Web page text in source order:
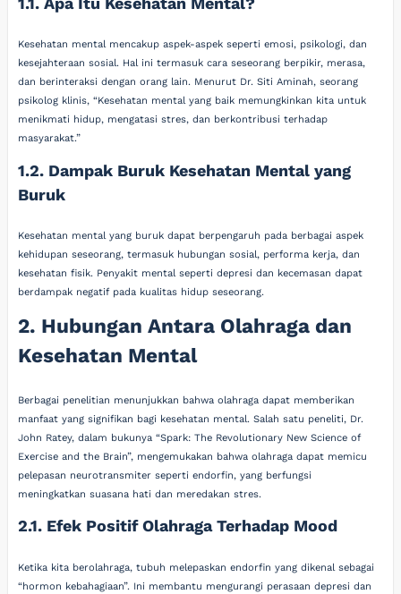
Kesehatan mental mencakup aspek-aspek seperti emosi, psikologi, dan
kesejahteraan sosial. Hal ini termasuk cara seseorang berpikir, merasa,
dan berinteraksi dengan orang lain. Menurut Dr. Siti Aminah, seorang
psikolog klinis, “Kesehatan mental yang baik memungkinkan kita untuk
menikmati hidup, mengatasi stres, dan berkontribusi terhadap
masyarakat.”
1.2. Dampak Buruk Kesehatan Mental yang
Buruk
Kesehatan mental yang buruk dapat berpengaruh pada berbagai aspek
kehidupan seseorang, termasuk hubungan sosial, performa kerja, dan
kesehatan fisik. Penyakit mental seperti depresi dan kecemasan dapat
berdampak negatif pada kualitas hidup seseorang.
2. Hubungan Antara Olahraga dan
Kesehatan Mental
Berbagai penelitian menunjukkan bahwa olahraga dapat memberikan
manfaat yang signifikan bagi kesehatan mental. Salah satu peneliti, Dr.
John Ratey, dalam bukunya “Spark: The Revolutionary New Science of
Exercise and the Brain”, mengemukakan bahwa olahraga dapat memicu
pelepasan neurotransmiter seperti endorfin, yang berfungsi
meningkatkan suasana hati dan meredakan stres.
2.1. Efek Positif Olahraga Terhadap Mood
Ketika kita berolahraga, tubuh melepaskan endorfin yang dikenal sebagai
“hormon kebahagiaan”. Ini membantu mengurangi perasaan depresi dan